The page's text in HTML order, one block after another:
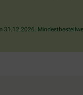
Stern.